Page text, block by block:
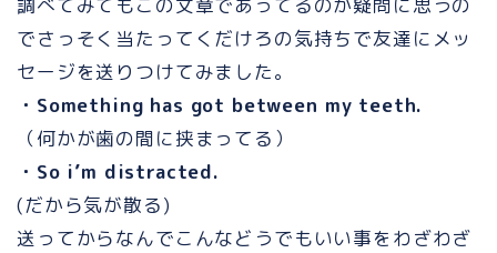
調べてみてもこの文章であってるのか疑問に思うの
でさっそく当たってくだけろの気持ちで友達にメッ
セージを送りつけてみました。
・Something has got between my teeth.
（何かが歯の間に挟まってる）
・So i’m distracted.
(だから気が散る)
送ってからなんでこんなどうでもいい事をわざわざ